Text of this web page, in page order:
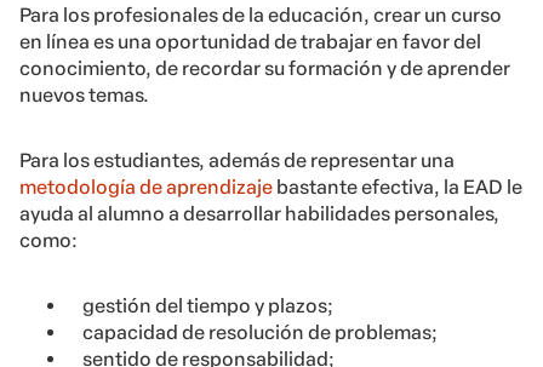
Para los profesionales de la educación, crear un curso
en línea es una oportunidad de trabajar en favor del
conocimiento, de recordar su formación y de aprender
nuevos temas.
Para los estudiantes, además de representar una
metodología de aprendizaje bastante efectiva, la EAD le
ayuda al alumno a desarrollar habilidades personales,
como:
gestión del tiempo y plazos;
capacidad de resolución de problemas;
sentido de responsabilidad;